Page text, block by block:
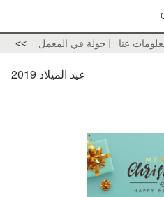
عنا جولة في المعمل >>
عيد الميلاد 2019